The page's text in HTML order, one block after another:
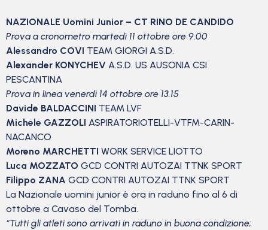
NAZIONALE Uomini Junior – CT RINO DE CANDIDO
Prova a cronometro martedì 11 ottobre ore 9.00
Alessandro COVI TEAM GIORGI A.S.D.
Alexander KONYCHEV A.S.D. US AUSONIA CSI
PESCANTINA
Prova in linea venerdì 14 ottobre ore 13.15
Davide BALDACCINI TEAM LVF
Michele GAZZOLI ASPIRATORIOTELLI-VTFM-CARIN-
NACANCO
Moreno MARCHETTI WORK SERVICE LIOTTO
Luca MOZZATO GCD CONTRI AUTOZAI TTNK SPORT
Filippo ZANA GCD CONTRI AUTOZAI TTNK SPORT
La Nazionale uomini junior è ora in raduno fino al 6 di
ottobre a Cavaso del Tomba.
“Tutti gli atleti sono arrivati in raduno in buona condizione;